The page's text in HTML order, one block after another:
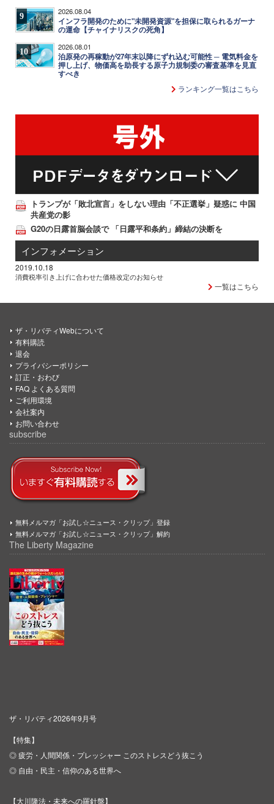
9 2026.08.04
インフラ開発のために"未開発資源"を担保に取られるガーナ
の運命【チャイナリスクの死角】
10 2026.08.01
泊原発の再稼動が27年末以降にずれ込む可能性 ─ 電気料金を
押し上げ、物価高を助長する原子力規制委の審査基準を見直
すべき
ランキング一覧はこちら
トランプが「敗北宣言」をしない理由「不正選挙」疑惑に 中国
共産党の影
G20の日露首脳会談で 「日露平和条約」締結の決断を
インフォメーション
2019.10.18
消費税率引き上げに合わせた価格改定のお知らせ
一覧はこちら
ザ・リバティWebについて
有料購読
退会
プライバシーポリシー
訂正・おわび
FAQ よくある質問
ご利用環境
会社案内
お問い合わせ
subscribe
無料メルマガ「お試し☆ニュース・クリップ」登録
無料メルマガ「お試し☆ニュース・クリップ」解約
The Liberty Magazine
ザ・リバティ2026年9月号
【特集】
◎ 疲労・人間関係・プレッシャー このストレスどう抜こう
◎ 自由・民主・信仰のある世界へ
【大川隆法・未来への羅針盤】